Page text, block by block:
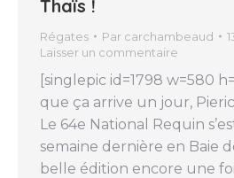
Thaïs !
Régates Par carchambeaud
Laisser un commentaire
[singlepic id=1798 w=580
que ça arrive un jour,
Le 64e National Requin
semaine dernière en Baie
belle édition encore une